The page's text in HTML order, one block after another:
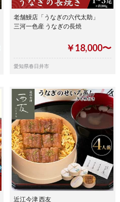
老舗鰻店「うなぎの六代太助」
三河一色産 うなぎの長焼
￥18,000〜
愛知県春日井市
近江今津 西友